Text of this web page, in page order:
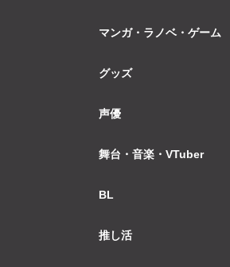
マンガ・ラノベ・ゲーム
グッズ
声優
舞台・音楽・VTuber
BL
推し活